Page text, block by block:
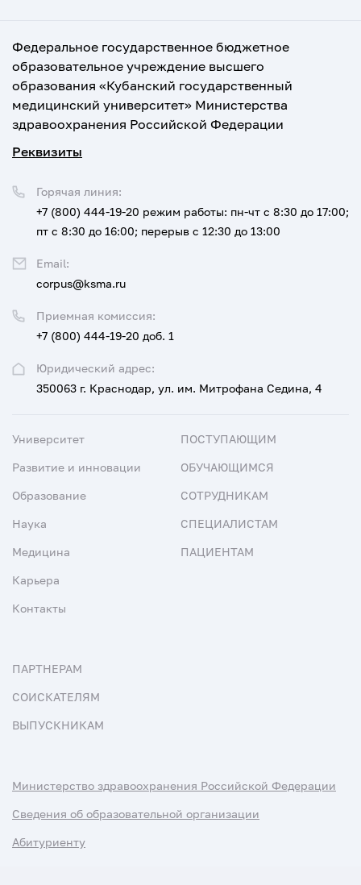
Федеральное государственное бюджетное
образовательное учреждение высшего
образования «Кубанский государственный
медицинский университет» Министерства
здравоохранения Российской Федерации
Реквизиты
Юридический адрес:
350063 г. Краснодар, ул. им. Митрофана Седина, 4
Приемная комиссия:
+7 (800) 444-19-20 доб. 1
Горячая линия:
+7 (800) 444-19-20 режим работы: пн-чт с 8:30 до 17:00;
пт с 8:30 до 16:00; перерыв с 12:30 до 13:00
Email:
corpus@ksma.ru
Университет
Развитие и инновации
Образование
Наука
Медицина
Карьера
Контакты
ПОСТУПАЮЩИМ
ОБУЧАЮЩИМСЯ
СОТРУДНИКАМ
СПЕЦИАЛИСТАМ
ПАЦИЕНТАМ
ПАРТНЕРАМ
СОИСКАТЕЛЯМ
ВЫПУСКНИКАМ
Министерство здравоохранения Российской Федерации
Сведения об образовательной организации
Абитуриенту